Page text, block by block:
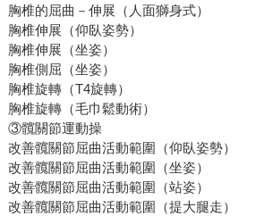
胸椎的屈曲－伸展（人面獅身式）
胸椎伸展（仰臥姿勢）
胸椎伸展（坐姿）
胸椎側屈（坐姿）
胸椎旋轉（T4旋轉）
胸椎旋轉（毛巾鬆動術）
③髖關節運動操
改善髖關節屈曲活動範圍（仰臥姿勢）
改善髖關節屈曲活動範圍（坐姿）
改善髖關節屈曲活動範圍（站姿）
改善髖關節屈曲活動範圍（提大腿走）